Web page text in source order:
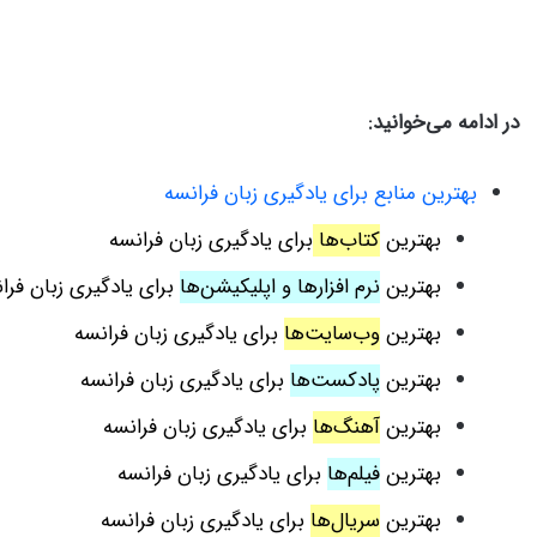
در ادامه می‌خوانید:
بهترین منابع برای یادگیری زبان فرانسه
بهترینکتاب‌ها برای یادگیری زبان فرانسه
بهتریننرم افزارها و اپلیکیشن‌ها برای یادگیری زبان
بهترینوب‌سایت‌ها برای یادگیری زبان فرانسه
بهترینپادکست‌ها برای یادگیری زبان فرانسه
بهترینآهنگ‌ها برای یادگیری زبان فرانسه
بهترینفیلم‌ها برای یادگیری زبان فرانسه
بهترینسریال‌ها برای یادگیری زبان فرانسه